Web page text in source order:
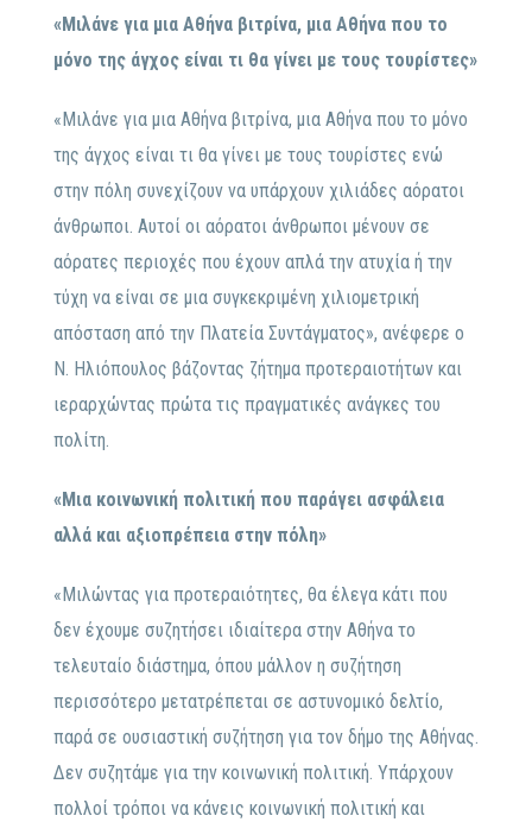
«Μιλάνε για μια Αθήνα βιτρίνα, μια Αθήνα που το
μόνο της άγχος είναι τι θα γίνει με τους τουρίστες»
«Μιλάνε για μια Αθήνα βιτρίνα, μια Αθήνα που το μόνο
της άγχος είναι τι θα γίνει με τους τουρίστες ενώ
στην πόλη συνεχίζουν να υπάρχουν χιλιάδες αόρατοι
άνθρωποι. Αυτοί οι αόρατοι άνθρωποι μένουν σε
αόρατες περιοχές που έχουν απλά την ατυχία ή την
τύχη να είναι σε μια συγκεκριμένη χιλιομετρική
απόσταση από την Πλατεία Συντάγματος», ανέφερε ο
Ν. Ηλιόπουλος βάζοντας ζήτημα προτεραιοτήτων και
ιεραρχώντας πρώτα τις πραγματικές ανάγκες του
πολίτη.
«Μια κοινωνική πολιτική που παράγει ασφάλεια
αλλά και αξιοπρέπεια στην πόλη»
«Μιλώντας για προτεραιότητες, θα έλεγα κάτι που
δεν έχουμε συζητήσει ιδιαίτερα στην Αθήνα το
τελευταίο διάστημα, όπου μάλλον η συζήτηση
περισσότερο μετατρέπεται σε αστυνομικό δελτίο,
παρά σε ουσιαστική συζήτηση για τον δήμο της Αθήνας.
Δεν συζητάμε για την κοινωνική πολιτική. Υπάρχουν
πολλοί τρόποι να κάνεις κοινωνική πολιτική και